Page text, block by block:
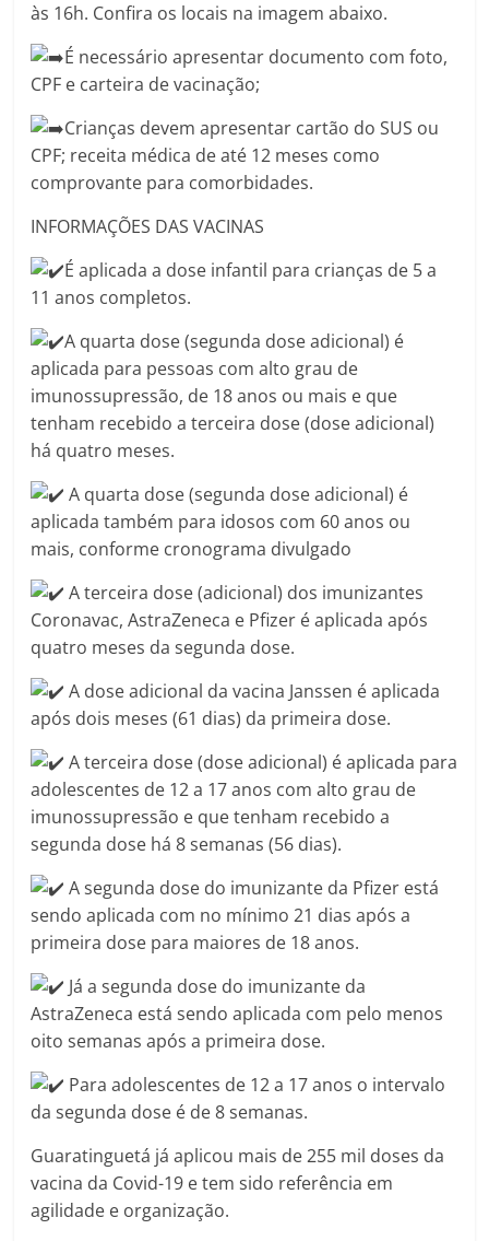
às 16h. Confira os locais na imagem abaixo.
É necessário apresentar documento com foto,
CPF e carteira de vacinação;
Crianças devem apresentar cartão do SUS ou
CPF; receita médica de até 12 meses como
comprovante para comorbidades.
INFORMAÇÕES DAS VACINAS
É aplicada a dose infantil para crianças de 5 a
11 anos completos.
A quarta dose (segunda dose adicional) é
aplicada para pessoas com alto grau de
imunossupressão, de 18 anos ou mais e que
tenham recebido a terceira dose (dose adicional)
há quatro meses.
A quarta dose (segunda dose adicional) é
aplicada também para idosos com 60 anos ou
mais, conforme cronograma divulgado
A terceira dose (adicional) dos imunizantes
Coronavac, AstraZeneca e Pfizer é aplicada após
quatro meses da segunda dose.
A dose adicional da vacina Janssen é aplicada
após dois meses (61 dias) da primeira dose.
A terceira dose (dose adicional) é aplicada para
adolescentes de 12 a 17 anos com alto grau de
imunossupressão e que tenham recebido a
segunda dose há 8 semanas (56 dias).
A segunda dose do imunizante da Pfizer está
sendo aplicada com no mínimo 21 dias após a
primeira dose para maiores de 18 anos.
Já a segunda dose do imunizante da
AstraZeneca está sendo aplicada com pelo menos
oito semanas após a primeira dose.
Para adolescentes de 12 a 17 anos o intervalo
da segunda dose é de 8 semanas.
Guaratinguetá já aplicou mais de 255 mil doses da
vacina da Covid-19 e tem sido referência em
agilidade e organização.